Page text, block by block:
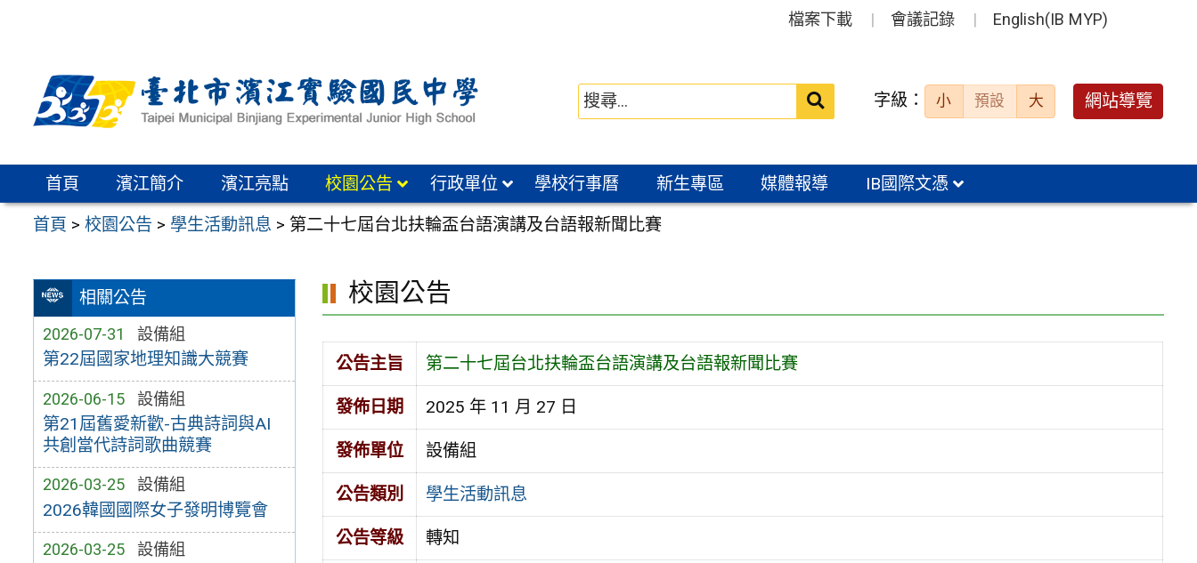
區
檔案下載 會議記錄 English(IB MYP)
送出 字級： 小 預設 大 網站導覽
首頁 濱江簡介 濱江亮點 校園公告 行政單位 學校行事曆 新生專區 媒體報導 IB國際文憑
首頁 >校園公告 > 學生活動訊息 > 第二十七屆台北扶輪盃台語演講及台語報新聞比賽
相關公告
2026-07-31 設備組
第22屆國家地理知識大競賽
2026-06-15 設備組
第21屆舊愛新歡-古典詩詞與AI
共創當代詩詞歌曲競賽
2026-03-25 設備組
2026韓國國際女子發明博覽會
2026-03-25 設備組
校園公告
公告主旨 第二十七屆台北扶輪盃台語演講及台語報新聞比賽
發佈日期 2025 年 11 月 27 日
發佈單位 設備組
公告類別 學生活動訊息
公告等級 轉知